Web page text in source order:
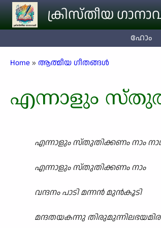
Skip to main content
ക്രിസ്തീയ
ഹോം
Breadcrumb
Home ആത്മീയ ഗീതങ്ങൾ
എന്നാളും
എന്നാളും സ്തുതിക്കണം നാം
എന്നാളും സ്തുതിക്കണം നാം
വന്ദനം പാടി മന്നൻ മുൻകൂടി
മന്ദതയകന്നു